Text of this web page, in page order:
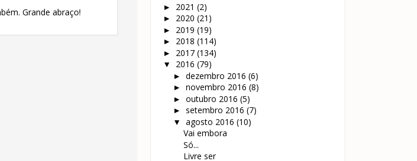
Grande abraço! ► 2021 (2)
► 2020 (21)
► 2019 (19)
► 2018 (114)
► 2017 (134)
▼ 2016 (79)
► dezembro 2016 (6)
► novembro 2016 (8)
► outubro 2016 (5)
► setembro 2016 (7)
▼ agosto 2016 (10)
Vai embora
Só...
Livre ser